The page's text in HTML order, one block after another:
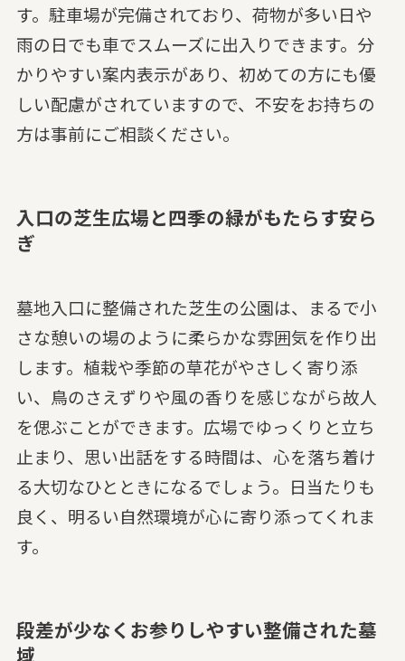
す。駐車場が完備されており、荷物が多い日や
雨の日でも車でスムーズに出入りできます。分
かりやすい案内表示があり、初めての方にも優
しい配慮がされていますので、不安をお持ちの
方は事前にご相談ください。
入口の芝生広場と四季の緑がもたらす安ら
ぎ
墓地入口に整備された芝生の公園は、まるで小
さな憩いの場のように柔らかな雰囲気を作り出
します。植栽や季節の草花がやさしく寄り添
い、鳥のさえずりや風の香りを感じながら故人
を偲ぶことができます。広場でゆっくりと立ち
止まり、思い出話をする時間は、心を落ち着け
る大切なひとときになるでしょう。日当たりも
良く、明るい自然環境が心に寄り添ってくれま
す。
段差が少なくお参りしやすい整備された墓
域